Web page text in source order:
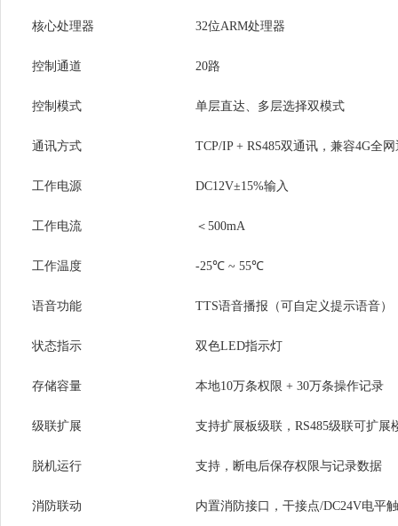
核心处理器 32位ARM处理器
控制通道 20路
控制模式 单层直达、多层选择双模式
通讯方式 TCP/IP + RS485双通讯，兼容4G全
工作电源 DC12V±15%输入
工作电流 ＜500mA
工作温度 -25℃ ~ 55℃
语音功能 TTS语音播报（可自定义提示语音）
状态指示 双色LED指示灯
存储容量 本地10万条权限 + 30万条操作记录
级联扩展 支持扩展板级联，RS485级联可扩展
脱机运行 支持，断电后保存权限与记录数据
消防联动 内置消防接口，干接点/DC24V电平